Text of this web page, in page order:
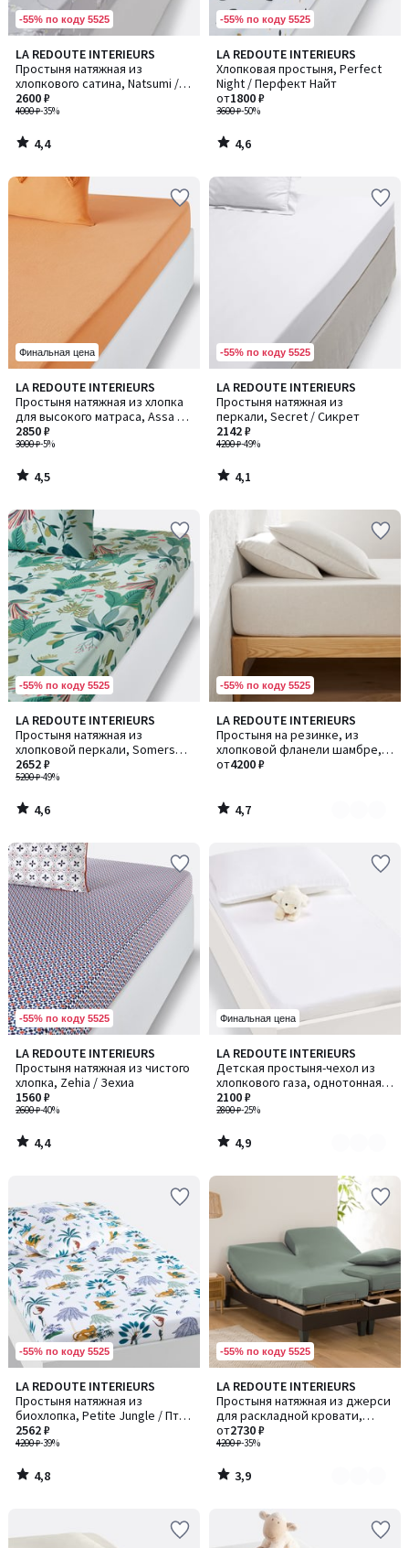
-55% по коду 5525
LA REDOUTE INTERIEURS
Простыня натяжная из
хлопкового сатина, Natsumi /
Нацуми
4000 ₽-35%
2600 ₽
4,4
/ 5
4,4
/
-55% по коду 5525
LA REDOUTE INTERIEURS
Хлопковая простыня, Perfect
Night / Перфект Найт
3600 ₽-50%
от1800 ₽
4,6
/ 5
4,6
/
Финальная цена
LA REDOUTE INTERIEURS
Простыня натяжная из хлопка
для высокого матраса, Assa /
Асса, охра
3000 ₽-5%
2850 ₽
4,5
/ 5
4,5
/
-55% по коду 5525
LA REDOUTE INTERIEURS
Простыня натяжная из
перкали, Secret / Сикрет
4200 ₽-49%
2142 ₽
4,1
/ 5
4,1
/
-55% по коду 5525
LA REDOUTE INTERIEURS
Простыня натяжная из
хлопковой перкали, Somerset
/ Сомерсет
5200 ₽-49%
2652 ₽
4,6
/ 5
4,6
/
-55% по коду 5525
LA REDOUTE INTERIEURS
Простыня на резинке, из
хлопковой фланели шамбре,
высота бортика 30 см, Clara /
от4200 ₽
4,7
/ 5
Количество
цветов:
2
4,7
/
-55% по коду 5525
LA REDOUTE INTERIEURS
Простыня натяжная из чистого
хлопка, Zehia / Зехиа
2600 ₽-40%
1560 ₽
4,4
/ 5
4,4
/
Финальная цена
LA REDOUTE INTERIEURS
Детская простыня-чехол из
хлопкового газа, однотонная,
Kumla / Кумла
2800 ₽-25%
2100 ₽
4,9
/ 5
Количество
цветов:
2
4,9
/
-55% по коду 5525
LA REDOUTE INTERIEURS
Простыня натяжная из
биохлопка, Petite Jungle / Птит
Джангл
4200 ₽-39%
2562 ₽
4,8
/ 5
4,8
/
-55% по коду 5525
LA REDOUTE INTERIEURS
Простыня натяжная из джерси
для раскладной кровати,
Scenario / Сценарио
4200 ₽-35%
от2730 ₽
3,9
/ 5
Количество
цветов:
4
3,9
/